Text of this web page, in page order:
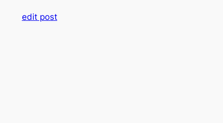
edit post